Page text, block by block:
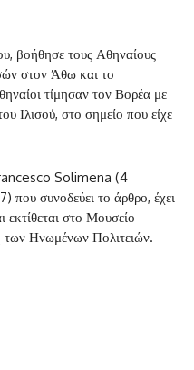
βοήθησε τους Αθηναίους
στον Άθω και το
τίμησαν τον Βορέα με
Ιλισού, στο σημείο που είχε
Solimena (4
που συνοδεύει το άρθρο, έχει
εκτίθεται στο Μουσείο
Ηνωμένων Πολιτειών.